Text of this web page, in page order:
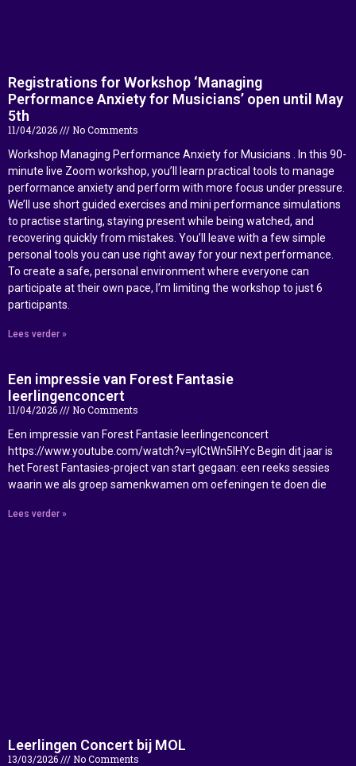
Registrations for Workshop ‘Managing
Performance Anxiety for Musicians’ open until May
5th
11/04/2026
No Comments
Workshop Managing Performance Anxiety for Musicians . In this 90-
minute live Zoom workshop, you’ll learn practical tools to manage
performance anxiety and perform with more focus under pressure.
We’ll use short guided exercises and mini performance simulations
to practise starting, staying present while being watched, and
recovering quickly from mistakes. You’ll leave with a few simple
personal tools you can use right away for your next performance.
To create a safe, personal environment where everyone can
participate at their own pace, I’m limiting the workshop to just 6
participants.
Lees verder »
Een impressie van Forest Fantasie
leerlingenconcert
11/04/2026
No Comments
Een impressie van Forest Fantasie leerlingenconcert
https://www.youtube.com/watch?v=ylCtWn5IHYc Begin dit jaar is
het Forest Fantasies-project van start gegaan: een reeks sessies
waarin we als groep samenkwamen om oefeningen te doen die
Lees verder »
Leerlingen Concert bij MOL
13/03/2026
No Comments